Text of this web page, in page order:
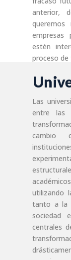
anterior,
queremos
empresas
estén
proceso
Las
entre las
cambio
utilizando
tanto a la
sociedad
centrales